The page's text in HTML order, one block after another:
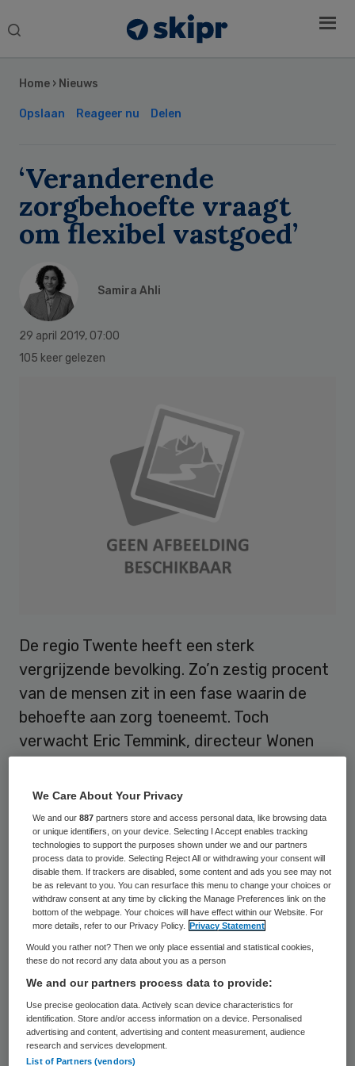
Search
Home › Nieuws
Opslaan Reageer nu Delen
‘Veranderende
zorgbehoefte vraagt
om flexibel vastgoed’
Samira Ahli
29 april 2019, 07:00
105 keer gelezen
De regio Twente heeft een sterk
vergrijzende bevolking. Zo’n zestig procent
van de mensen zit in een fase waarin de
behoefte aan zorg toeneemt. Toch
verwacht Eric Temmink, directeur Wonen
wooncapaciteit van zijn organisatie toe te
kunnen tot 2040.
Carintreggeland is actief in alle Twentse
gemeenten. De organisatie biedt wonen
met zorg aan op een 22-locaties, in
capaciteit variërend van 30 tot 160
bewoners. In totaal gaat het om ongeveer
1500 bewoners.
Data
Sidebar
We Care About Your Privacy
We and our887 partners store and access personal data, like browsing data
or unique identifiers, on your device. Selecting I Accept enables tracking
technologies to support the purposes shown under we and our partners
process data to provide. Selecting Reject All or withdrawing your consent will
disable them. If trackers are disabled, some content and ads you see may not
be as relevant to you. You can resurface this menu to change your choices or
withdraw consent at any time by clicking the Manage Preferences link on the
bottom of the webpage. Your choices will have effect within our Website. For
more details, refer to our Privacy Policy.
Privacy Statement
Would you rather not? Then we only place essential and statistical cookies,
these do not record any data about you as a person
We and our partners process data to provide:
Use precise geolocation data. Actively scan device characteristics for
identification. Store and/or access information on a device. Personalised
advertising and content, advertising and content measurement, audience
research and services development.
List of Partners (vendors)